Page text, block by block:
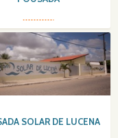
SOLAR DE LUCENA